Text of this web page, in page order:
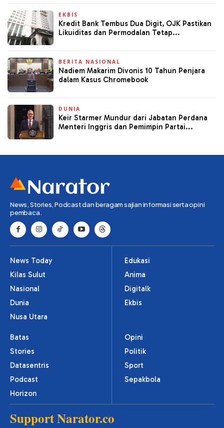
EKBIS
Kredit Bank Tembus Dua Digit, OJK Pastikan
Likuiditas dan Permodalan Tetap...
BERITA NASIONAL
Nadiem Makarim Divonis 10 Tahun Penjara
dalam Kasus Chromebook
DUNIA
Keir Starmer Mundur dari Jabatan Perdana
Menteri Inggris dan Pemimpin Partai...
News, Stories, Podcast dan beragam sajian informasi serta opini
pembaca.
News Today
Kilas Sulut
Nasional
Dunia
Nusa Utara
Edukasi
Anima
Digitalk
Ekbis
Batas
Stories
Datasentris
Podcast
Horizon
Opini
Politik
Sport
Sepakbola
Support Narator.co